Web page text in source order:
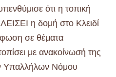
ότι η τοπική
η δομή στο Κλειδί
σε θέματα
με ανακοίνωσή της
Υπαλλήλων Νόμου